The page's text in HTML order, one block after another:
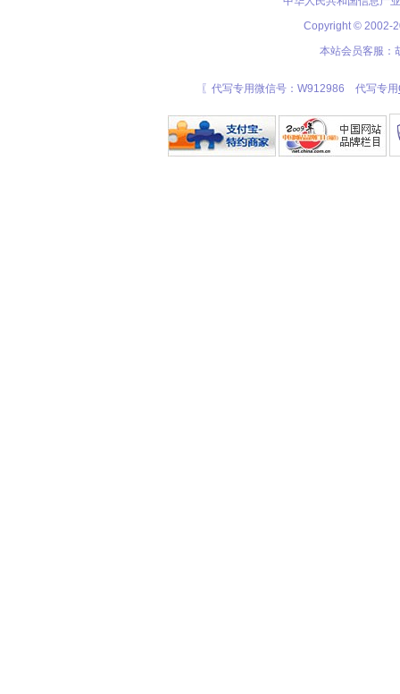
Copyright © 2002-
本站会员客服：
〖代写专用微信号：W912986 代写专用